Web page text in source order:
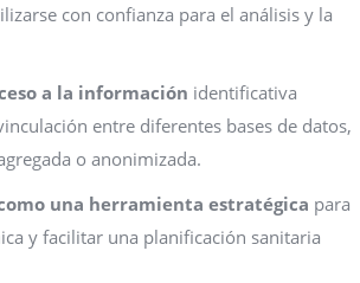
con confianza para el análisis y la
a la información identificativa
entre diferentes bases de datos,
o anonimizada.
una herramienta estratégica para
y facilitar una planificación sanitaria